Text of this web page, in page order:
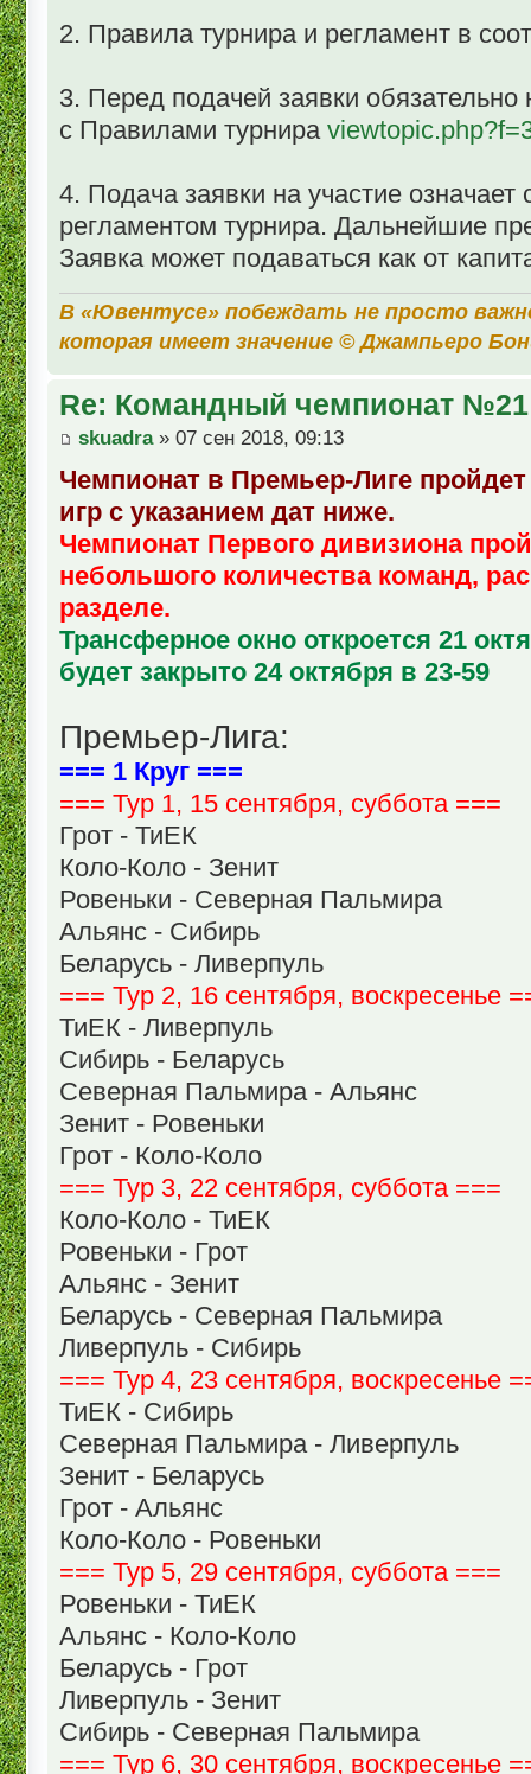
2. Правила турнира и регламент в
3. Перед подачей заявки
с Правилами турнира
4. Подача заявки на участие
регламентом турнира. Дальнейшие
Заявка может подаваться как от
В «Ювентусе» побеждать не просто
которая имеет значение © Джампьеро
Re: Командный чемпионат №21
skuadra» 07 сен 2018, 09:13
Чемпионат в Премьер-Лиге пройдет
игр с указанием дат ниже.
Чемпионат Первого дивизиона
небольшого количества команд,
разделе.
Трансферное окно откроется 21
будет закрыто 24 октября в 23-59
Премьер-Лига:
=== 1 Круг ===
=== Тур 1, 15 сентября, суббота ===
Грот - ТиЕК
Коло-Коло - Зенит
Ровеньки - Северная Пальмира
Альянс - Сибирь
Беларусь - Ливерпуль
=== Тур 2, 16 сентября, воскресенье
ТиЕК - Ливерпуль
Сибирь - Беларусь
Северная Пальмира - Альянс
Зенит - Ровеньки
Грот - Коло-Коло
=== Тур 3, 22 сентября, суббота ===
Коло-Коло - ТиЕК
Ровеньки - Грот
Альянс - Зенит
Беларусь - Северная Пальмира
Ливерпуль - Сибирь
=== Тур 4, 23 сентября, воскресенье
ТиЕК - Сибирь
Северная Пальмира - Ливерпуль
Зенит - Беларусь
Грот - Альянс
Коло-Коло - Ровеньки
=== Тур 5, 29 сентября, суббота ===
Ровеньки - ТиЕК
Альянс - Коло-Коло
Беларусь - Грот
Ливерпуль - Зенит
Сибирь - Северная Пальмира
=== Тур 6, 30 сентября, воскресенье